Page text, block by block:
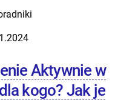
Aktywnie w
kogo? Jak je